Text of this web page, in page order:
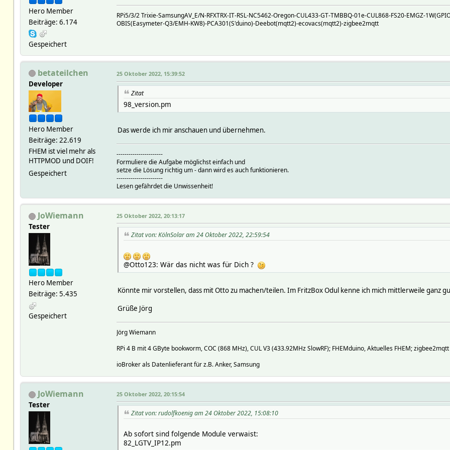
Hero Member
Beiträge: 6.174
Gespeichert
RPi5/3/2 Trixie-SamsungAV_E/N-RFXTRX-IT-RSL-NC5462-Oregon-CUL433-GT-TMBBQ-01e-CUL868-FS20-EMGZ-
OBIS(Easymeter-Q3/EMH-KW8)-PCA301(S'duino)-Deebot(mqtt2)-ecovacs(mqtt2)-zigbee2mqtt
betateilchen
Developer
Hero Member
Beiträge: 22.619
FHEM ist viel mehr als
HTTPMOD und DOIF!
Gespeichert
25 Oktober 2022, 15:39:52
Zitat
98_version.pm
Das werde ich mir anschauen und übernehmen.
-----------------------
Formuliere die Aufgabe möglichst einfach und
setze die Lösung richtig um - dann wird es auch funktionieren.
-----------------------
Lesen gefährdet die Unwissenheit!
JoWiemann
Tester
Hero Member
Beiträge: 5.435
Gespeichert
25 Oktober 2022, 20:13:17
Zitat von: KölnSolar am 24 Oktober 2022, 22:59:54
@Otto123: Wär das nicht was für Dich ?
Könnte mir vorstellen, dass mit Otto zu machen/teilen. Im FritzBox Odul kenne ich mich mittlerweile ganz
Grüße Jörg
Jörg Wiemann
RPi 4 B mit 4 GByte bookworm, COC (868 MHz), CUL V3 (433.92MHz SlowRF); FHEMduino, Aktuelles FHEM; zigbee2mqtt
ioBroker als Datenlieferant für z.B. Anker, Samsung
JoWiemann
Tester
25 Oktober 2022, 20:15:54
Zitat von: rudolfkoenig am 24 Oktober 2022, 15:08:10
Ab sofort sind folgende Module verwaist:
82_LGTV_IP12.pm